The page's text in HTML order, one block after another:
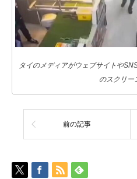
タイのメディアがウェブサイトや
のスクリー
前の記事